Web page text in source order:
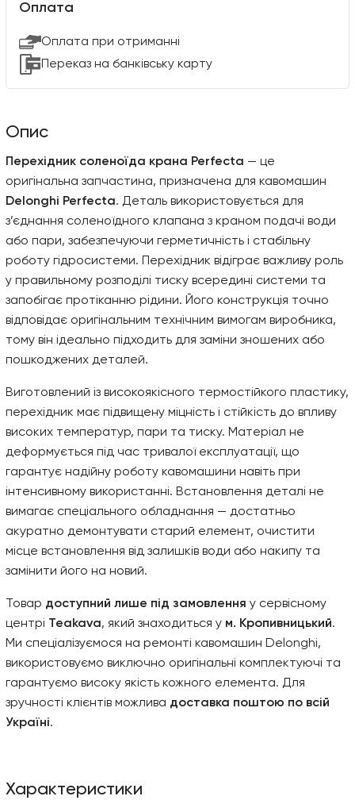
Оплата
Оплата при отриманні
Переказ на банківську карту
Опис
Перехідник соленоїда крана Perfecta — це
оригінальна запчастина, призначена для кавомашин
Delonghi Perfecta. Деталь використовується для
з’єднання соленоїдного клапана з краном подачі води
або пари, забезпечуючи герметичність і стабільну
роботу гідросистеми. Перехідник відіграє важливу роль
у правильному розподілі тиску всередині системи та
запобігає протіканню рідини. Його конструкція точно
відповідає оригінальним технічним вимогам виробника,
тому він ідеально підходить для заміни зношених або
пошкоджених деталей.
Виготовлений із високоякісного термостійкого пластику,
перехідник має підвищену міцність і стійкість до впливу
високих температур, пари та тиску. Матеріал не
деформується під час тривалої експлуатації, що
гарантує надійну роботу кавомашини навіть при
інтенсивному використанні. Встановлення деталі не
вимагає спеціального обладнання — достатньо
акуратно демонтувати старий елемент, очистити
місце встановлення від залишків води або накипу та
замінити його на новий.
Товар доступний лише під замовлення у сервісному
центрі Teakava, який знаходиться у м. Кропивницький.
Ми спеціалізуємося на ремонті кавомашин Delonghi,
використовуємо виключно оригінальні комплектуючі та
гарантуємо високу якість кожного елемента. Для
зручності клієнтів можлива доставка поштою по всій
Україні.
Характеристики